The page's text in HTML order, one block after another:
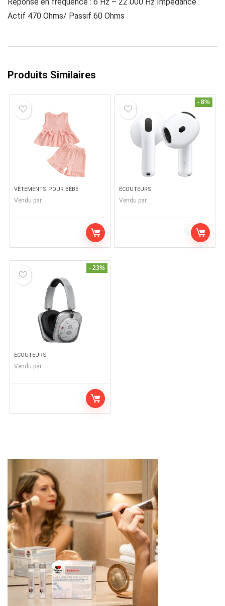
Actif 470 Ohms/ Passif 60 Ohms
Produits Similaires
VÊTEMENTS POUR BÉBÉ
Vendu par
- 8%
ÉCOUTEURS
Vendu par
- 23%
ÉCOUTEURS
Vendu par